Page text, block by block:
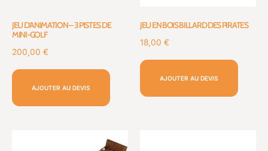
JEU D’ANIMATION – 3 PISTES DE
MINI-GOLF
200,00 €
AJOUTER AU DEVIS
JEU EN BOIS BILLARD DES PIRATES
18,00 €
AJOUTER AU DEVIS